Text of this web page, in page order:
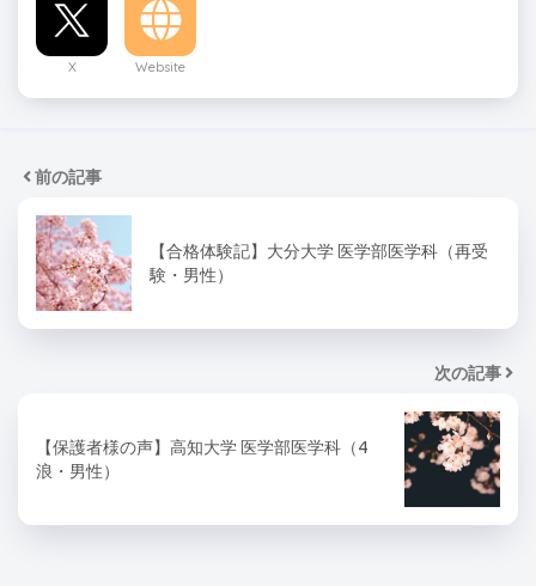
X Website
前の記事
【合格体験記】大分大学 医学部医学科（再受
験・男性）
次の記事
【保護者様の声】高知大学 医学部医学科（4
浪・男性）